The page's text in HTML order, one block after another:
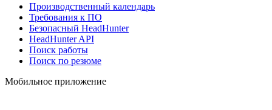
Производственный календарь
Требования к ПО
Безопасный HeadHunter
HeadHunter API
Поиск работы
Поиск по резюме
Мобильное приложение